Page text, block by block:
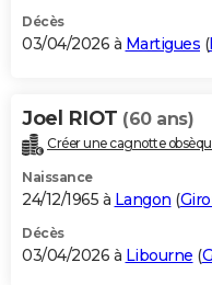
Décès
03/04/2026 à Martigues (
Joel RIOT (60 ans)
Créer une cagnotte
Naissance
24/12/1965 à Langon (
Décès
03/04/2026 à Libourne (